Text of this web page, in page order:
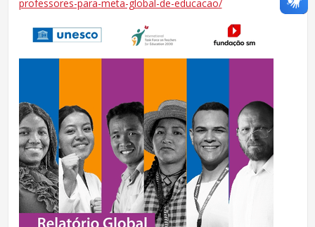
professores-para-meta-global-de-educacao/